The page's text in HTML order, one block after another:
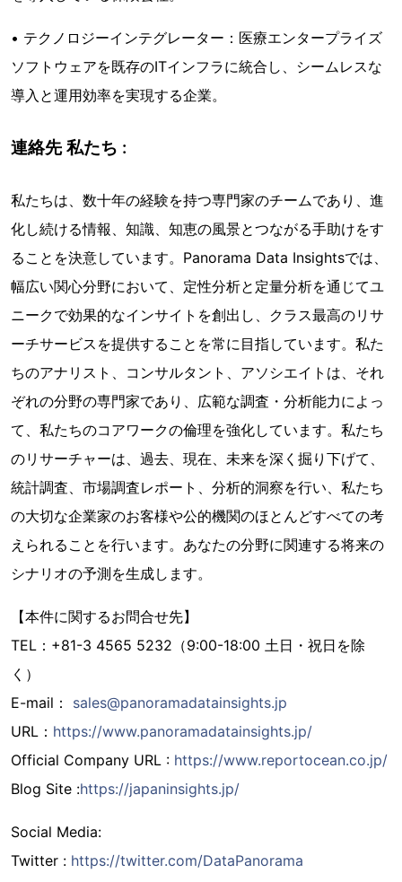
• テクノロジーインテグレーター：医療エンタープライズ
ソフトウェアを既存のITインフラに統合し、シームレスな
導入と運用効率を実現する企業。
連絡先 私たち :
私たちは、数十年の経験を持つ専門家のチームであり、進
化し続ける情報、知識、知恵の風景とつながる手助けをす
ることを決意しています。Panorama Data Insightsでは、
幅広い関心分野において、定性分析と定量分析を通じてユ
ニークで効果的なインサイトを創出し、クラス最高のリサ
ーチサービスを提供することを常に目指しています。私た
ちのアナリスト、コンサルタント、アソシエイトは、それ
ぞれの分野の専門家であり、広範な調査・分析能力によっ
て、私たちのコアワークの倫理を強化しています。私たち
のリサーチャーは、過去、現在、未来を深く掘り下げて、
統計調査、市場調査レポート、分析的洞察を行い、私たち
の大切な企業家のお客様や公的機関のほとんどすべての考
えられることを行います。あなたの分野に関連する将来の
シナリオの予測を生成します。
【本件に関するお問合せ先】
TEL：+81-3 4565 5232（9:00-18:00 土日・祝日を除
く）
E-mail： sales@panoramadatainsights.jp
URL： https://www.panoramadatainsights.jp/
Official Company URL : https://www.reportocean.co.jp/
Blog Site :https://japaninsights.jp/
Social Media:
Twitter : https://twitter.com/DataPanorama